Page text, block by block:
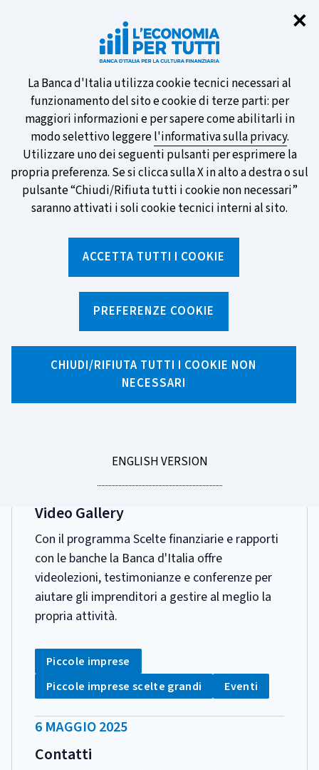
✕
Informativa
sui
cookie
La Banca d'Italia utilizza cookie tecnici necessari al
funzionamento del sito e cookie di terze parti: per
maggiori informazioni e per sapere come abilitarli in
modo selettivo leggerel'informativa sulla privacy.
Utilizzare uno dei seguenti pulsanti per esprimere la
propria preferenza. Se si clicca sulla X in alto a destra o sul
pulsante “Chiudi/Rifiuta tutti i cookie non necessari”
saranno attivati i soli cookie tecnici interni al sito.
ACCETTA TUTTI I COOKIE
PREFERENZE COOKIE
CHIUDI/RIFIUTA TUTTI I COOKIE NON
NECESSARI
GO
ENGLISH VERSION
Partecipa al sondaggio della BCE
sulle nuove banconote e vota la tua
preferita!
SCOPRI DI PIÙ
Ricerca per tag
10 risultati di ricerca per tag "Piccole Imprese
PUBBLICAZIONE:
17 GIUGNO 2025
Video Gallery
Con il programma Scelte finanziarie e rapporti
con le banche la Banca d'Italia offre
videolezioni, testimonianze e conferenze per
aiutare gli imprenditori a gestire al meglio la
propria attività.
CATEGORIA:
Tag:
Piccole imprese
Tag:
Piccole imprese scelte grandi Tag:
Eventi
DATA
PUBBLICAZIONE:
6 MAGGIO 2025
Contatti